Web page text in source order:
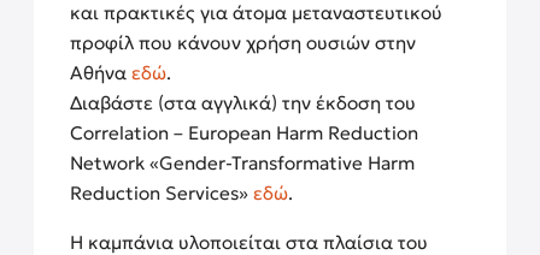
και πρακτικές για άτομα μεταναστευτικού
προφίλ που κάνουν χρήση ουσιών στην
Αθήνα εδώ.
Διαβάστε (στα αγγλικά) την έκδοση του
Correlation – European Harm Reduction
Network «Gender-Transformative Harm
Reduction Services» εδώ.
Η καμπάνια υλοποιείται στα πλαίσια του